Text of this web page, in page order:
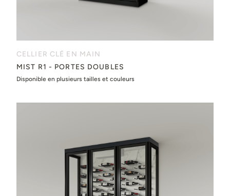
CELLIER CLÉ EN MAIN
MIST R1 - PORTES DOUBLES
Disponible en plusieurs tailles et couleurs